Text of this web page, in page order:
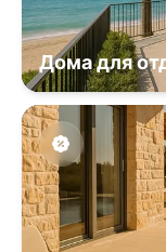
Дома для